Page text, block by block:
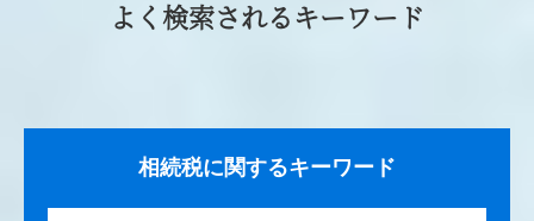
よく検索されるキーワード
相続税に関するキーワード